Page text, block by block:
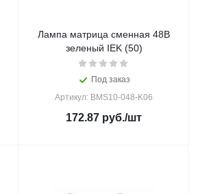
Лампа матрица сменная 48В
зеленый IEK (50)
Под заказ
Артикул: BMS10-048-K06
172.87 руб./шт